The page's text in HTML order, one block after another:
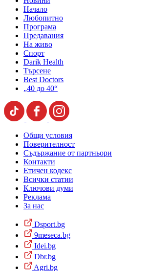
Начало
Любопитно
Програма
Предавания
На живо
Спорт
Darik Health
Търсене
Best Doctors
„40 до 40“
Общи условия
Поверителност
Съдържание от партньори
Контакти
Етичен кодекс
Всички статии
Ключови думи
Реклама
За нас
Dsport.bg
9meseca.bg
Idei.bg
Dbr.bg
Agri.bg